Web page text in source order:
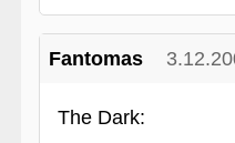
Fantomas
The Dark: